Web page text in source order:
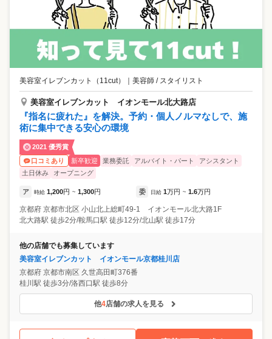
美容室イレブンカット（11cut） 美容師 / スタイリスト
美容室イレブンカット イオンモール北大路店
『指名に疲れた』を解決。予約・個人ノルマなしで、施
術に集中できる安心の環境
2021 優秀賞
口コミあり
新卒歓迎 業務委託 アルバイト・パート
アシスタント
土日休み
オープニング
ア 時給 1,200円 ~ 1,300円 委 日給 1万円 ~ 1.6万円
京都府 京都市北区 小山北上総町49-1 イオンモール北大路1F
北大路駅 徒歩2分/鞍馬口駅 徒歩12分/北山駅 徒歩17分
他の店舗でも募集しています
美容室イレブンカット イオンモール京都桂川店
京都府 京都市南区 久世高田町376番
桂川駅 徒歩3分/洛西口駅 徒歩8分
他4店舗の求人を見る